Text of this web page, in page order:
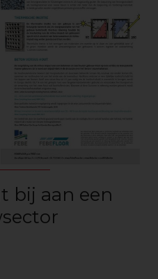
bij aan een